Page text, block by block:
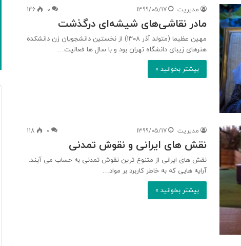
مدیریت 1399/05/17
0
146
مادر نقاشی‌های شیشه‌ای درگذشت
مهین عظیما (متولد آذر ۱۳۰۸) از نخستین دانشجویان زن دانشکده
هنرهای زیبای دانشگاه تهران بود و با سال ها فعالیت…
بیشتر بخوانید »
مدیریت 1399/05/17
0
118
نقش های ایرانی و نقوش تمدنی
نقش های ایرانی از متنوع ترین نقوش تمدنی به حساب می آیند.
آرایه هایی که به خاطر کاربرد بر مواد…
بیشتر بخوانید »